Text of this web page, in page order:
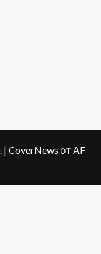
| CoverNews от AF